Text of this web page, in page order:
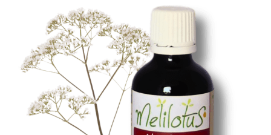
Santé & Bien-Être
Ateliers & Formations
Nous trouver
Alcoolature Valériane officinale
AJOUTER AU PANIER
/